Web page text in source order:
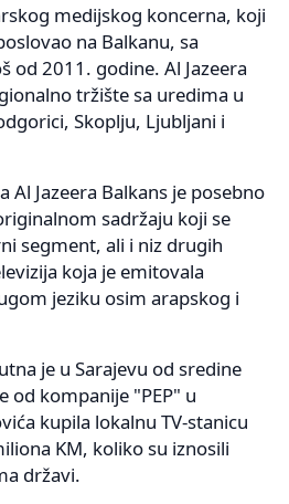
medijskog koncerna, koji
na Balkanu, sa
od 2011. godine. Al Jazeera
tržište sa uredima u
Skoplju, Ljubljani i
Jazeera Balkans je posebno
sadržaju koji se
segment, ali i niz drugih
koja je emitovala
jeziku osim arapskog i
je u Sarajevu od sredine
od kompanije "PEP" u
kupila lokalnu TV-stanicu
KM, koliko su iznosili
državi.